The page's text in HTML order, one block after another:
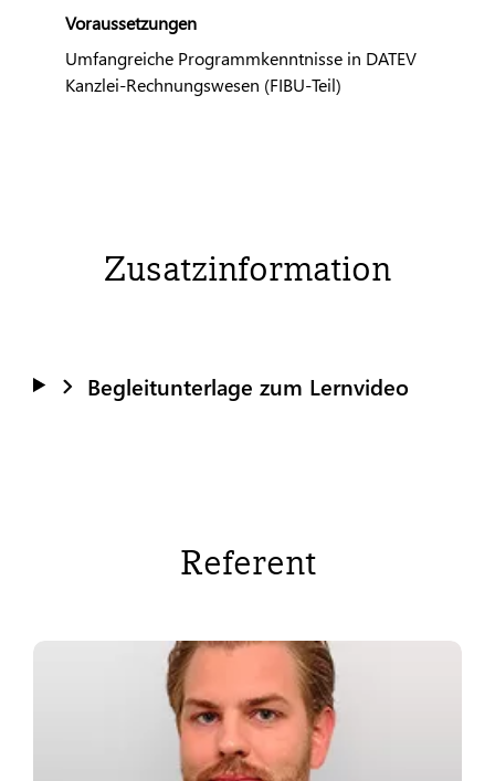
Voraussetzungen
Umfangreiche Programmkenntnisse in DATEV
Kanzlei-Rechnungswesen (FIBU-Teil)
Zusatzinformation
Begleitunterlage zum Lernvideo
Referent